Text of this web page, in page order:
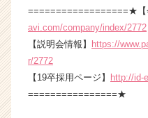
==================★【
avi.com/company/index/2772
【説明会情報】
https://
r/2772
【19卒採用ページ】
http://id-
================★